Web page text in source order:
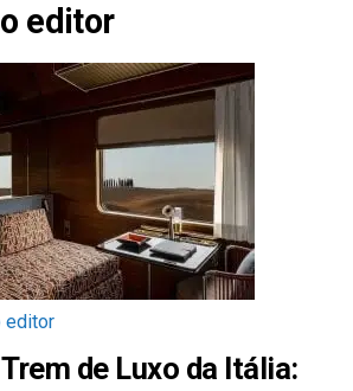
editor
editor
de Luxo da Itália: